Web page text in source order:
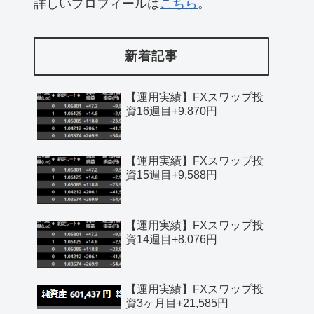
詳しいプロフィールはこちら 。
新着記事
【運用実績】FXスワップ投
資16週目+9,870円
【運用実績】FXスワップ投
資15週目+9,588円
【運用実績】FXスワップ投
資14週目+8,076円
【運用実績】FXスワップ投
資3ヶ月目+21,585円